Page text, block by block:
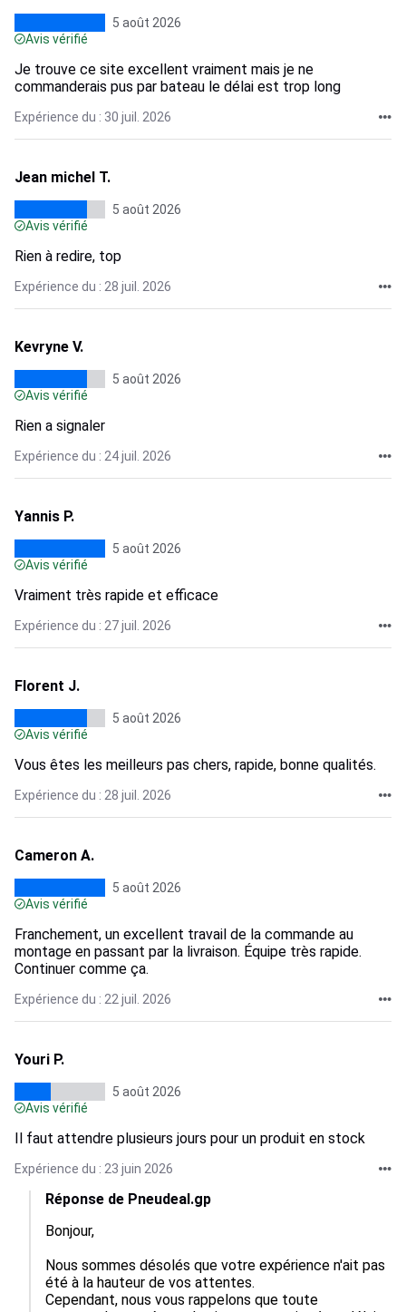
5 août 2026
Avis vérifié
Je trouve ce site excellent vraiment mais je ne
commanderais pus par bateau le délai est trop long
Expérience du : 30 juil. 2026
Jean michel T.
5 août 2026
Avis vérifié
Rien à redire, top
Expérience du : 28 juil. 2026
Kevryne V.
5 août 2026
Avis vérifié
Rien a signaler
Expérience du : 24 juil. 2026
Yannis P.
5 août 2026
Avis vérifié
Vraiment très rapide et efficace
Expérience du : 27 juil. 2026
Florent J.
5 août 2026
Avis vérifié
Vous êtes les meilleurs pas chers, rapide, bonne qualités.
Expérience du : 28 juil. 2026
Cameron A.
5 août 2026
Avis vérifié
Franchement, un excellent travail de la commande au
montage en passant par la livraison. Équipe très rapide.
Continuer comme ça.
Expérience du : 22 juil. 2026
Youri P.
5 août 2026
Avis vérifié
Il faut attendre plusieurs jours pour un produit en stock
Expérience du : 23 juin 2026
Réponse de Pneudeal.gp
Bonjour,
Nous sommes désolés que votre expérience n'ait pas
été à la hauteur de vos attentes.
Cependant, nous vous rappelons que toute